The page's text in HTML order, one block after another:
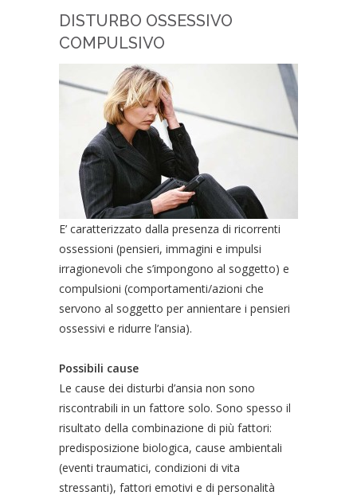
DISTURBO OSSESSIVO
COMPULSIVO
E’ caratterizzato dalla presenza di ricorrenti
ossessioni (pensieri, immagini e impulsi
irragionevoli che s’impongono al soggetto) e
compulsioni (comportamenti/azioni che
servono al soggetto per annientare i pensieri
ossessivi e ridurre l’ansia).
Possibili cause
Le cause dei disturbi d’ansia non sono
riscontrabili in un fattore solo. Sono spesso il
risultato della combinazione di più fattori:
predisposizione biologica, cause ambientali
(eventi traumatici, condizioni di vita
stressanti), fattori emotivi e di personalità